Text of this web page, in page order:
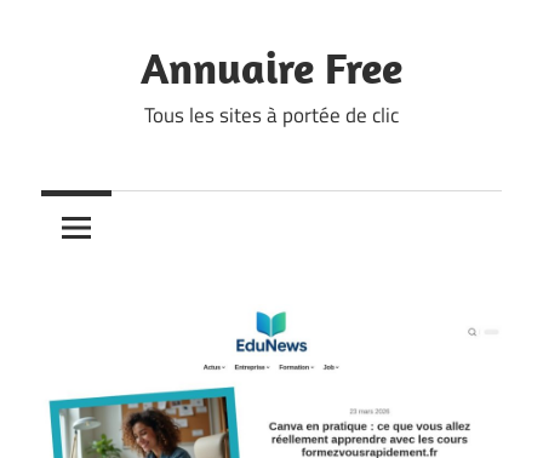
Annuaire Free
Tous les sites à portée de clic